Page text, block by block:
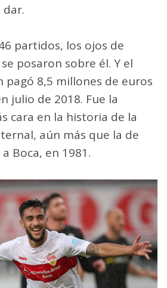
dar.
partidos, los ojos de
posaron sobre él. Y el
8,5 millones de euros
julio de 2018. Fue la
cara en la historia de la
aún más que la de
Boca, en 1981.